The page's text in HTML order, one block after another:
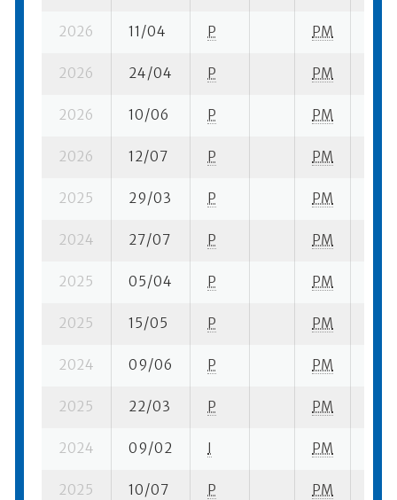
2026 11/04 P PM
2026 24/04 P PM
2026 10/06 P PM
2026 12/07 P PM
2025 29/03 P PM
2024 27/07 P PM
2025 05/04 P PM
2025 15/05 P PM
2024 09/06 P PM
2025 22/03 P PM
2024 09/02 I PM
2025 10/07 P PM